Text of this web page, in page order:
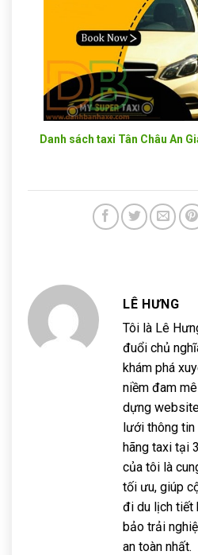
Danh sách taxi Tân Châu An
LÊ HƯNG
Tôi là Lê
đuổi chủ
khám phá
niềm đam
dựng
lưới thông tin
hãng taxi tại
của tôi là
tối ưu, giúp
đi du lịch tiết
bảo trải
an toàn nhất.